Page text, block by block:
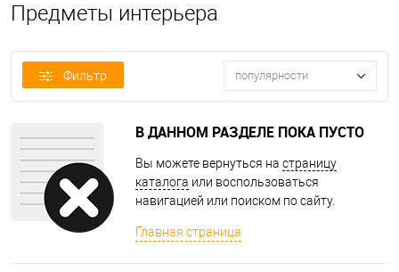
Предметы интерьера
Фильтр популярности
В ДАННОМ РАЗДЕЛЕ ПОКА ПУСТО
Вы можете вернуться на страницу
каталога или воспользоваться
навигацией или поиском по сайту.
Главная страница